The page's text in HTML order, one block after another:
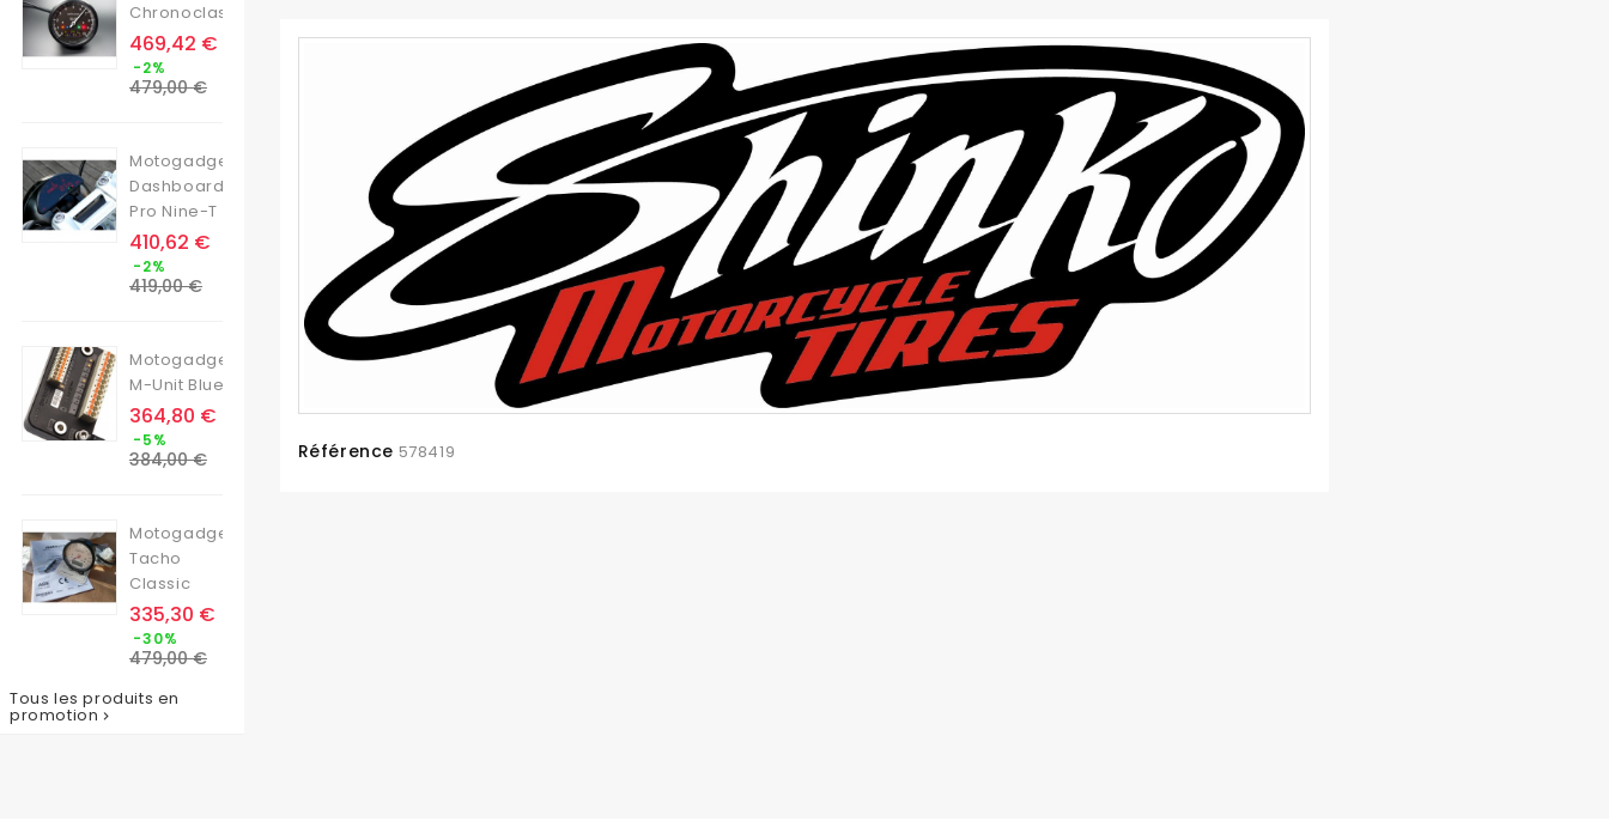
Chronoclassic
Prix
469,42 €
-2%
de
479,00 €
Motogadget
Dashboard
Pro Nine-T
Prix
410,62 €
-2%
de
419,00 €
Motogadget
M-Unit Blue
Prix
364,80 €
-5%
de
384,00 €
Motogadget
Tacho
Classic
Prix
335,30 €
-30%
de
479,00 €
Tous les produits en
promotion 
Référence 578419